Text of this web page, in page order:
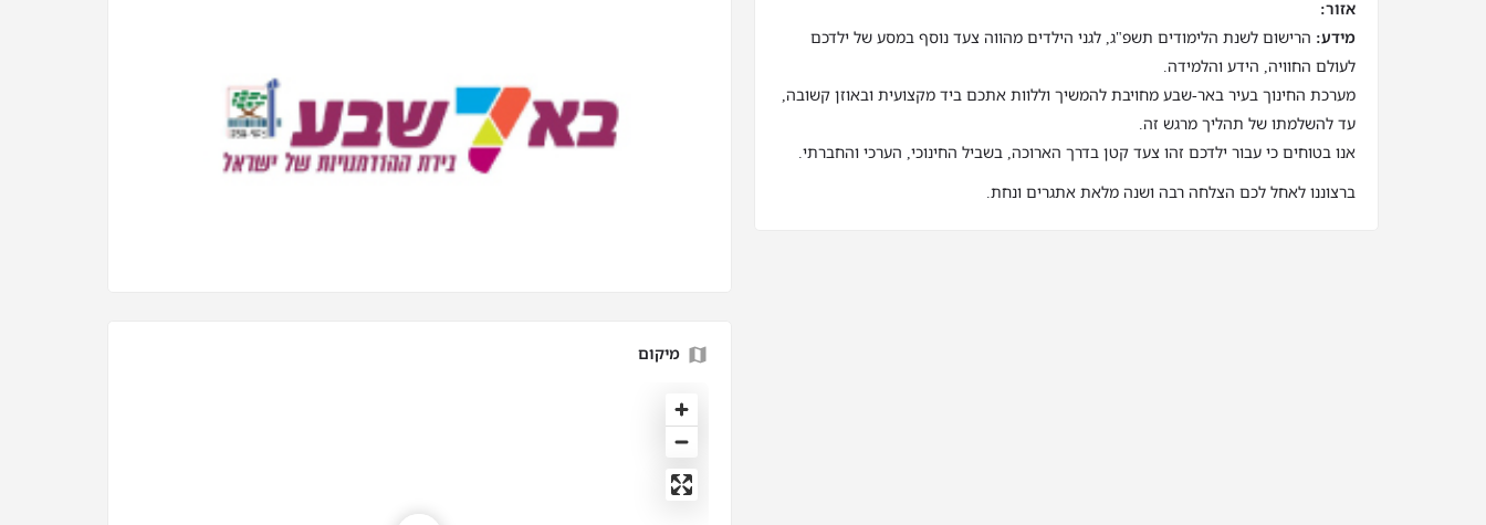
אזור:
מידע: הרישום לשנת הלימודים תשפ"ג, לגני הילדים מהווה צעד נוסף במסע של ילדכם
לעולם החוויה, הידע והלמידה.
מערכת החינוך בעיר באר-שבע מחויבת להמשיך וללוות אתכם ביד מקצועית ובאוזן קשובה,
עד להשלמתו של תהליך מרגש זה.
אנו בטוחים כי עבור ילדכם זהו צעד קטן בדרך הארוכה, בשביל החינוכי, הערכי והחברתי.
ברצוננו לאחל לכם הצלחה רבה ושנה מלאת אתגרים ונחת.
מיקום